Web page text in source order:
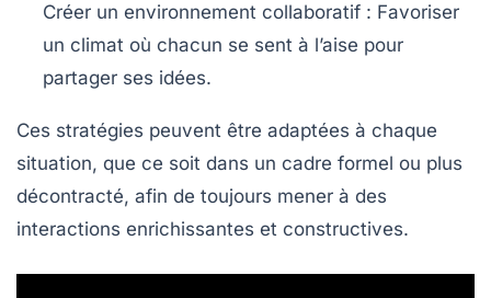
Créer un environnement collaboratif : Favoriser
un climat où chacun se sent à l’aise pour
partager ses idées.
Ces stratégies peuvent être adaptées à chaque
situation, que ce soit dans un cadre formel ou plus
décontracté, afin de toujours mener à des
interactions enrichissantes et constructives.